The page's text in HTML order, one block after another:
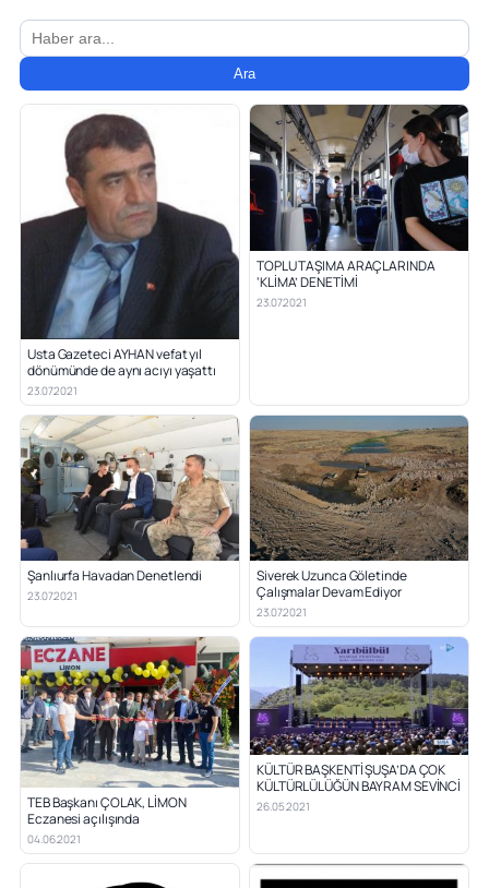
Ara
Usta Gazeteci AYHAN vefat yıl
dönümünde de aynı acıyı yaşattı
23.07.2021
TOPLU TAŞIMA ARAÇLARINDA
‘KLİMA’ DENETİMİ
23.07.2021
Şanlıurfa Havadan Denetlendi
23.07.2021
Siverek Uzunca Göletinde
Çalışmalar Devam Ediyor
23.07.2021
TEB Başkanı ÇOLAK, LİMON
Eczanesi açılışında
04.06.2021
KÜLTÜR BAŞKENTİ ŞUŞA’DA ÇOK
KÜLTÜRLÜLÜĞÜN BAYRAM SEVİNCİ
26.05.2021